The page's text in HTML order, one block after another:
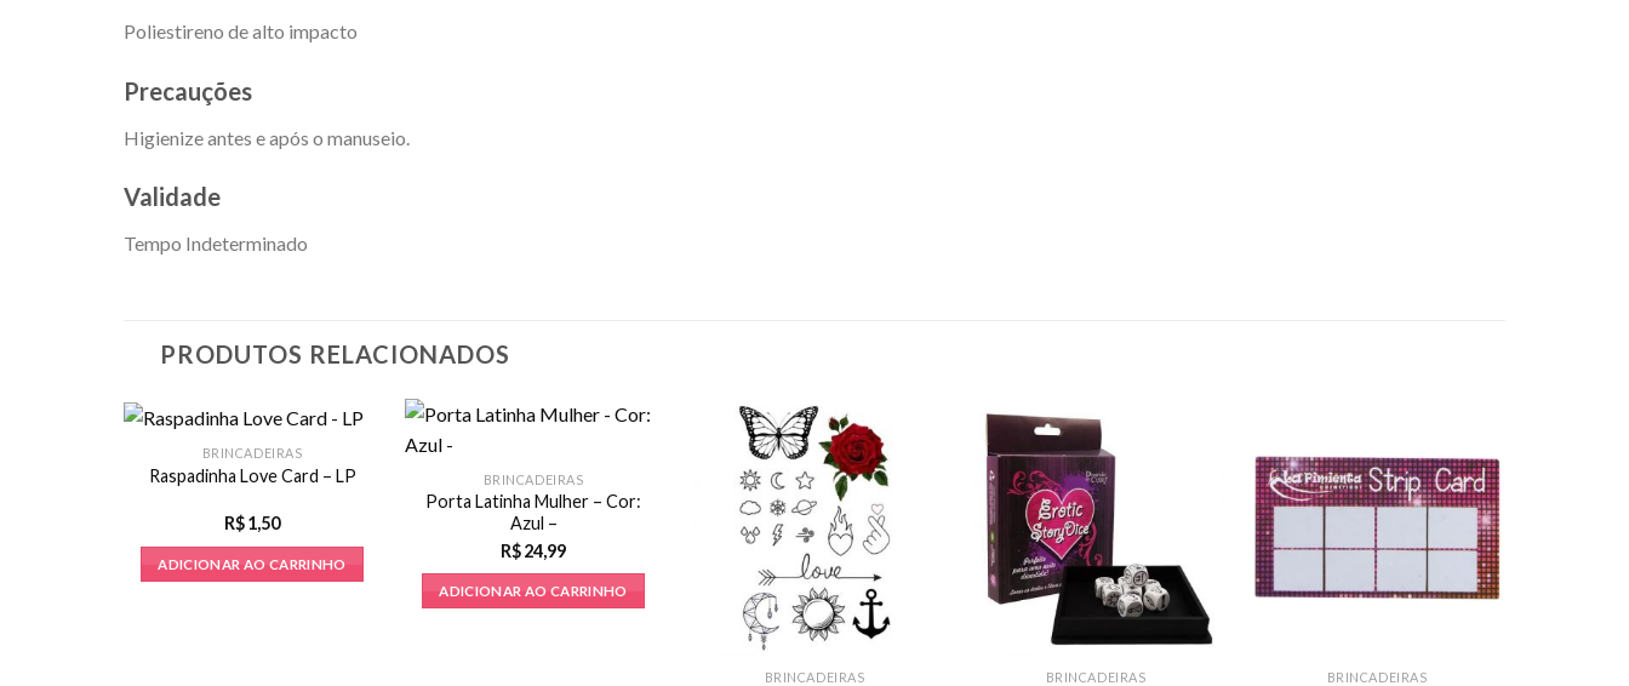
Poliestireno de alto impacto
Precauções
Higienize antes e após o manuseio.
Validade
Tempo Indeterminado
PRODUTOS RELACIONADOS
BRINCADEIRAS
Raspadinha Love Card – LP
R$ 1,50
ADICIONAR AO CARRINHO
BRINCADEIRAS
Porta Latinha Mulher – Cor:
Azul –
R$ 24,99
ADICIONAR AO CARRINHO
BRINCADEIRAS BRINCADEIRAS BRINCADEIRAS